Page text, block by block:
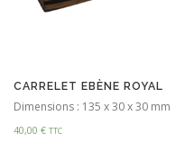
CARRELET EBÈNE ROYAL
Dimensions : 135 x 30 x 30 mm
40,00 € TTC